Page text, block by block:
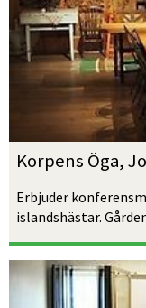
Korpens Öga,
Erbjuder
islandshästar.